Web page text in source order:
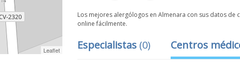
Leaflet
Los mejores alergólogos en Almenara con sus datos
online fácilmente.
Especialistas (0) Centros